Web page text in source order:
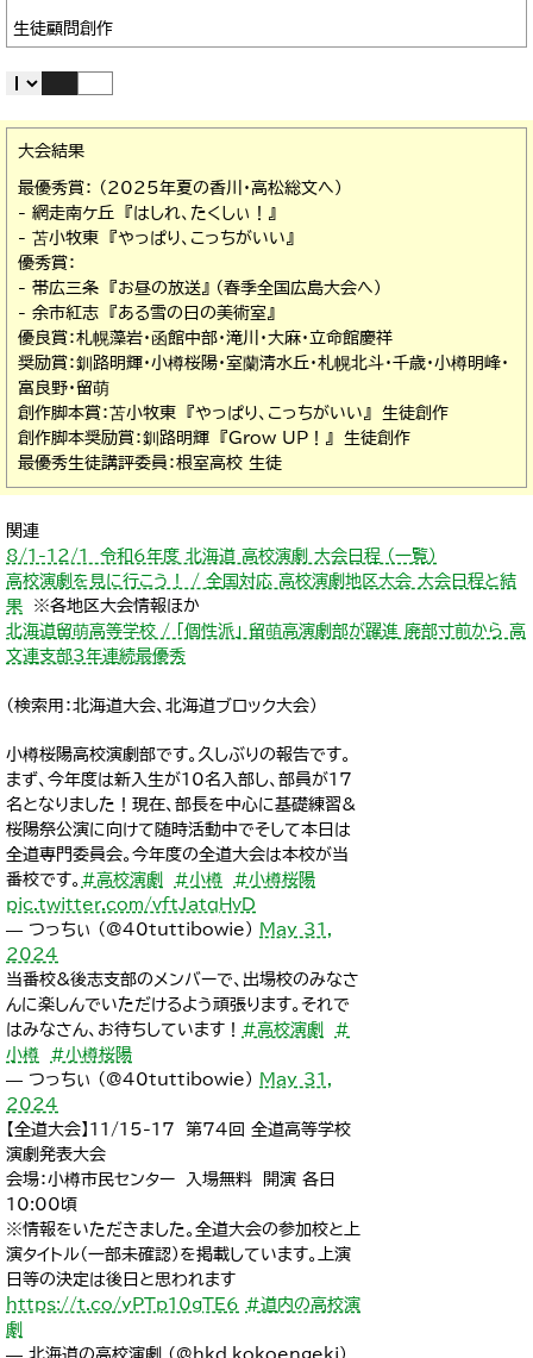
生徒顧問創作
大会結果
最優秀賞： （2025年夏の香川・高松総文へ）
- 網走南ケ丘 『はしれ、たくしぃ！』
- 苫小牧東 『やっぱり、こっちがいい』
優秀賞：
- 帯広三条 『お昼の放送』 （春季全国広島大会へ）
- 余市紅志 『ある雪の日の美術室』
優良賞：札幌藻岩・函館中部・滝川・大麻・立命館慶祥
奨励賞：釧路明輝・小樽桜陽・室蘭清水丘・札幌北斗・千歳・小樽明峰・
富良野・留萌
創作脚本賞：苫小牧東 『やっぱり、こっちがいい』 生徒創作
創作脚本奨励賞：釧路明輝 『Grow UP！』 生徒創作
最優秀生徒講評委員：根室高校 生徒
関連
8/1-12/1 令和6年度 北海道 高校演劇 大会日程 （一覧）
高校演劇を見に行こう！ / 全国対応 高校演劇地区大会 大会日程と結
果 ※各地区大会情報ほか
北海道留萌高等学校 / 「個性派」 留萌高演劇部が躍進 廃部寸前から 高
文連支部3年連続最優秀
（検索用：北海道大会、北海道ブロック大会）
小樽桜陽高校演劇部です。久しぶりの報告です。
まず、今年度は新入生が10名入部し、部員が17
名となりました！現在、部長を中心に基礎練習&
桜陽祭公演に向けて随時活動中でそして本日は
全道専門委員会。今年度の全道大会は本校が当
番校です。 #高校演劇 #小樽
#小樽桜陽
pic.twitter.com/vftJatqHvD
— つっちぃ (@40tuttibowie)
May 31,
2024
当番校&後志支部のメンバーで、出場校のみなさ
んに楽しんでいただけるよう頑張ります。それで
はみなさん、お待ちしています！ #高校演劇
#
小樽
#小樽桜陽
— つっちぃ (@40tuttibowie)
May 31,
2024
【全道大会】11/15-17 第74回 全道高等学校
演劇発表大会
会場：小樽市民センター 入場無料 開演 各日
10:00頃
※情報をいただきました。全道大会の参加校と上
演タイトル（一部未確認）を掲載しています。上演
日等の決定は後日と思われます
https://t.co/yPTp10gTE6 #道内の高校演
劇
— 北海道の高校演劇 (@hkd_kokoengeki)